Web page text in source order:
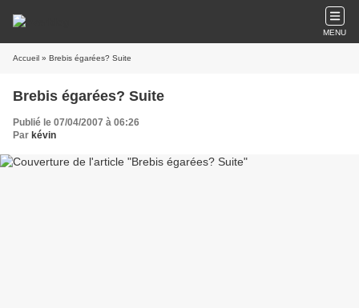
MENU
Accueil » Brebis égarées? Suite
Brebis égarées? Suite
Publié le 07/04/2007 à 06:26
Par kévin